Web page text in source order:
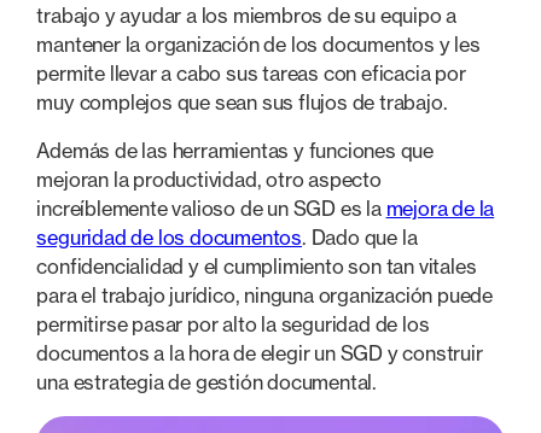
trabajo y ayudar a los miembros de su equipo a
mantener la organización de los documentos y les
permite llevar a cabo sus tareas con eficacia por
muy complejos que sean sus flujos de trabajo.
Además de las herramientas y funciones que
mejoran la productividad, otro aspecto
increíblemente valioso de un SGD es la mejora de la
seguridad de los documentos. Dado que la
confidencialidad y el cumplimiento son tan vitales
para el trabajo jurídico, ninguna organización puede
permitirse pasar por alto la seguridad de los
documentos a la hora de elegir un SGD y construir
una estrategia de gestión documental.